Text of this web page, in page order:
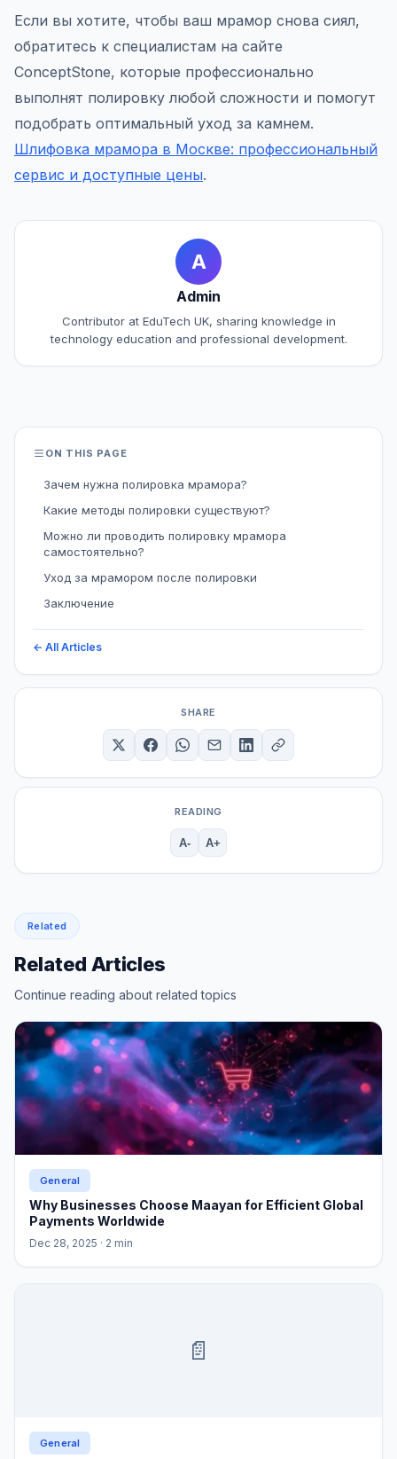
Если вы хотите, чтобы ваш мрамор снова сиял,
обратитесь к специалистам на сайте
ConceptStone, которые профессионально
выполнят полировку любой сложности и помогут
подобрать оптимальный уход за камнем.
Шлифовка мрамора в Москве: профессиональный
сервис и доступные цены.
A
Admin
Contributor at EduTech UK, sharing knowledge in
technology education and professional development.
ON THIS PAGE
Зачем нужна полировка мрамора?
Какие методы полировки существуют?
Можно ли проводить полировку мрамора
самостоятельно?
Уход за мрамором после полировки
Заключение
← All Articles
SHARE
READING
A- A+
Related
Related Articles
Continue reading about related topics
General
Why Businesses Choose Maayan for Efficient Global
Payments Worldwide
Dec 28, 2025 · 2 min
📄
General